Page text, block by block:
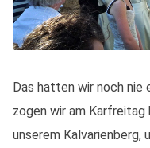
Das hatten wir noch nie
zogen wir am
unserem Kalvarienberg,